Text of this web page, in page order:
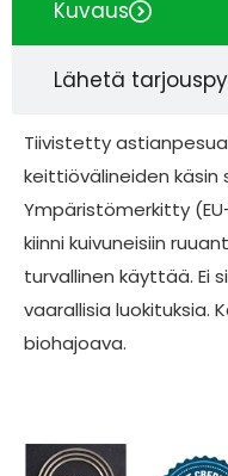
Kuvaus
Lähetä
Tiivistetty
keittiövälineiden
Ympäristömerkitty
kiinni kuivuneisiin
turvallinen käyttää. Ei
vaarallisia luokituksia.
biohajoava.